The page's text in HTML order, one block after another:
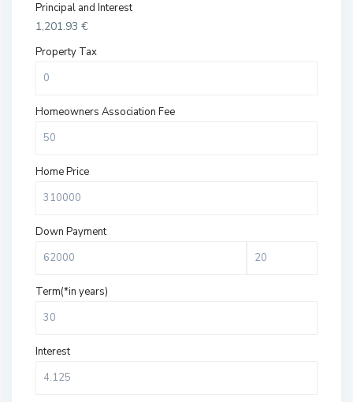
Principal and Interest
1,201.93 €
Property Tax
Homeowners Association Fee
Home Price
Down Payment
Term(*in years)
Interest